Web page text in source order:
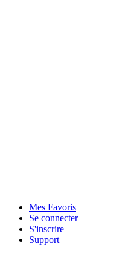
Mes Favoris
Se connecter
S'inscrire
Support